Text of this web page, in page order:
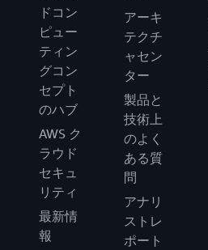
ドコン
ピュー
ティン
グコン
セプト
のハブ
AWS ク
ラウド
セキュ
リティ
最新情
報
アーキ
テクチ
ャセン
ター
製品と
技術上
のよく
ある質
問
アナリ
ストレ
ポート